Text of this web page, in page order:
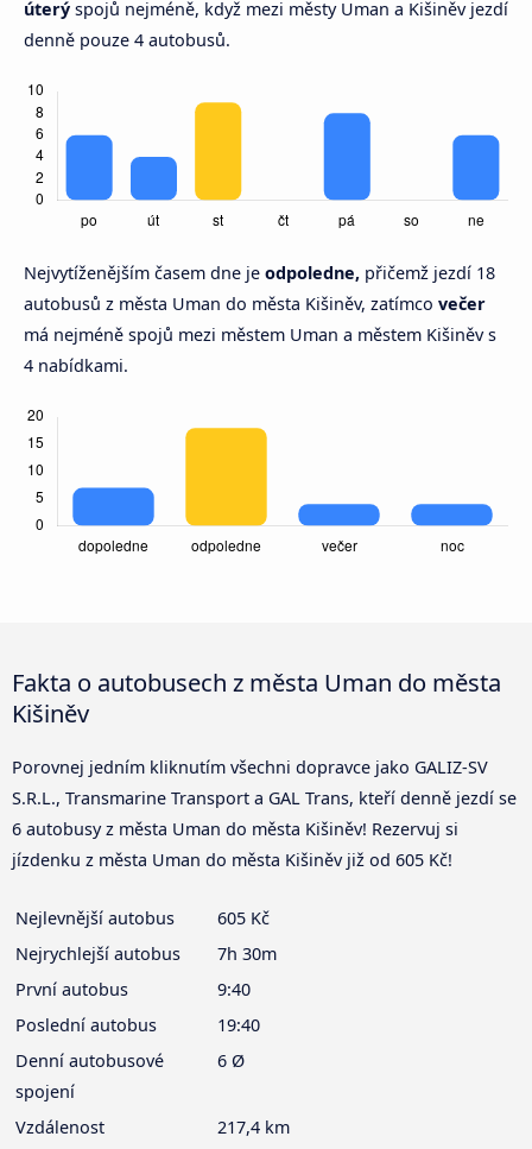
úterý spojů nejméně, když mezi městy Uman a Kišiněv jezdí
denně pouze 4 autobusů.
Nejvytíženějším časem dne je odpoledne, přičemž jezdí 18
autobusů z města Uman do města Kišiněv, zatímco večer
má nejméně spojů mezi městem Uman a městem Kišiněv s
4 nabídkami.
Fakta o autobusech z města Uman do města
Kišiněv
Porovnej jedním kliknutím všechni dopravce jako GALIZ-SV
S.R.L., Transmarine Transport a GAL Trans, kteří denně jezdí se
6 autobusy z města Uman do města Kišiněv! Rezervuj si
jízdenku z města Uman do města Kišiněv již od 605 Kč!
Nejlevnější autobus
605 Kč
Nejrychlejší autobus
7h 30m
První autobus
9:40
Poslední autobus
19:40
Denní autobusové
spojení
6 Ø
Vzdálenost
217,4 km